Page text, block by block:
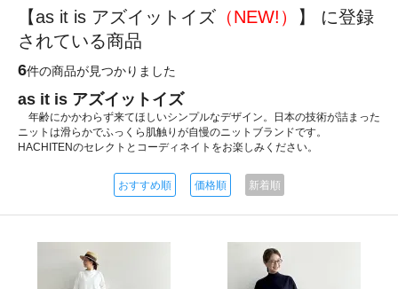
【as it is アズイットイズ （NEW!）
】 に登録
されている商品
6件の商品が見つかりました
as it is アズイットイズ
年齢にかかわらず来てほしいシンプルなデザイン。日本の技術が詰まった
ニットは滑らかでふっくら肌触りが自慢のニットブランドです。
HACHITENのセレクトとコーディネイトをお楽しみください。
おすすめ順 価格順 新着順